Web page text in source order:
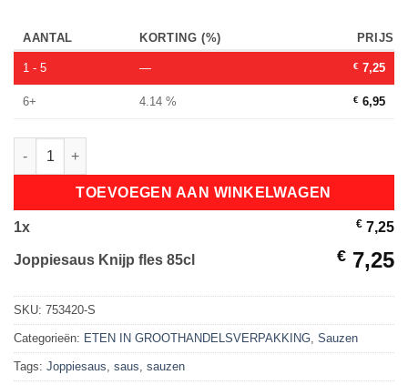
AANTAL KORTING (%) PRIJS
1 - 5 — € 7,25
6+ 4.14 % € 6,95
Joppiesaus Knijp fles 85cl aantal
TOEVOEGEN AAN WINKELWAGEN
1x € 7,25
Joppiesaus Knijp fles 85cl € 7,25
SKU: 753420-S
Categorieën: ETEN IN GROOTHANDELSVERPAKKING, Sauzen
Tags: Joppiesaus, saus, sauzen